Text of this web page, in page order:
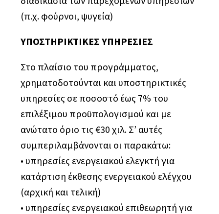
(π.χ. φούρνοι, ψυγεία)
ΥΠΟΣΤΗΡΙΚΤΙΚΕΣ ΥΠΗΡΕΣΙΕΣ
Στο πλαίσιο του προγράμματος,
χρηματοδοτούνται και υποστηρικτικές
υπηρεσίες σε ποσοστό έως 7% του
επιλέξιμου προϋπολογισμού και με
ανώτατο όριο τις €30 χιλ. Σ’ αυτές
συμπεριλαμβάνονται οι παρακάτω:
• υπηρεσίες ενεργειακού ελεγκτή για
κατάρτιση έκθεσης ενεργειακού ελέγχου
(αρχική και τελική)
• υπηρεσίες ενεργειακού επιθεωρητή για